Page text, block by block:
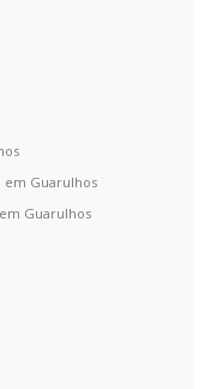
em Guarulhos
Guarulhos